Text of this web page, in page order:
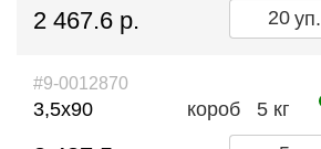
2 467.6 р. уп.
#9-0012870
3,5х90 короб 5 кг